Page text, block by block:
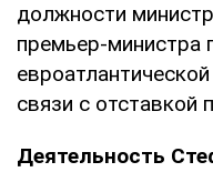
должности
премьер-министра
связи с
Деятельность